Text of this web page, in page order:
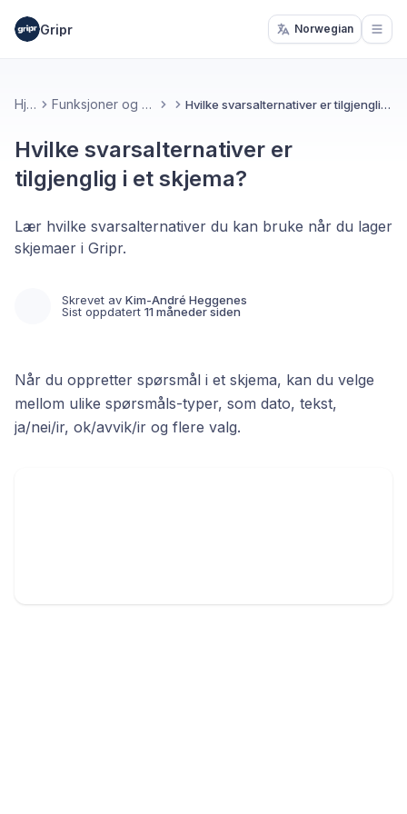
Gripr Norwegian
Hjem Funksjoner og verktøy Hvilke svarsalternativer er tilgjenglig i et skjema?
Hvilke svarsalternativer er
tilgjenglig i et skjema?
Lær hvilke svarsalternativer du kan bruke når du lager
skjemaer i Gripr.
Skrevet av Kim-André Heggenes
Sist oppdatert 11 måneder siden
Når du oppretter spørsmål i et skjema, kan du velge
mellom ulike spørsmåls-typer, som dato, tekst,
ja/nei/ir, ok/avvik/ir og flere valg.